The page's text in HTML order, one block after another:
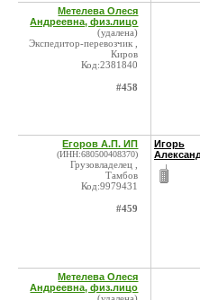
Метелева Олеся
Андреевна, физ.лицо
(удалена)
Экспедитор-перевозчик ,
Киров
Код:2381840
#458
Егоров А.П. ИП
(ИНН:680500408370)
Грузовладелец ,
Тамбов
Код:9979431
#459
Игорь
Метелева Олеся
Андреевна, физ.лицо